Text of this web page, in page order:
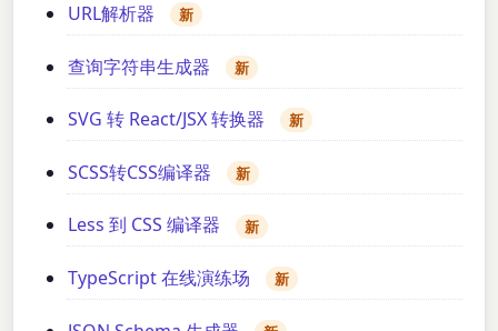
URL解析器 新
查询字符串生成器 新
SVG 转 React/JSX 转换器 新
SCSS转CSS编译器 新
Less 到 CSS 编译器 新
TypeScript 在线演练场 新